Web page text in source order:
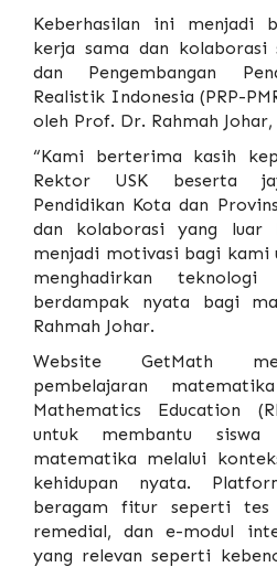
Keberhasilan ini menjadi
kerja sama dan
dan Pengembangan
Realistik Indonesia (PRP-
oleh Prof. Dr. Rahmah Johar,
“Kami berterima kasih
Rektor USK beserta
Pendidikan Kota dan
dan kolaborasi yang luar
menjadi motivasi bagi kami
menghadirkan teknologi
berdampak nyata bagi
Rahmah Johar.
Website GetMath
pembelajaran
Mathematics Education
untuk membantu siswa
matematika melalui
kehidupan nyata.
beragam fitur seperti tes
remedial, dan e-modul
yang relevan seperti